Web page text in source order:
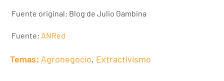
Fuente original: Blog de Julio Gambina
Fuente: ANRed
Temas: Agronegocio, Extractivismo